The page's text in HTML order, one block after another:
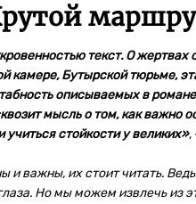
текст. О жертвах
камере, Бутырской тюрьме,
описываемых в
мысль о том, как важно
учиться стойкости у великих»,
и важны, их стоит читать.
Но мы можем извлечь из